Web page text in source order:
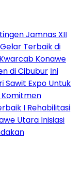
Jamnas XII
Terbaik di
Konawe
di Cibubur Ini
Sawit Expo Untuk
Komitmen
I Rehabilitasi
Utara Inisiasi